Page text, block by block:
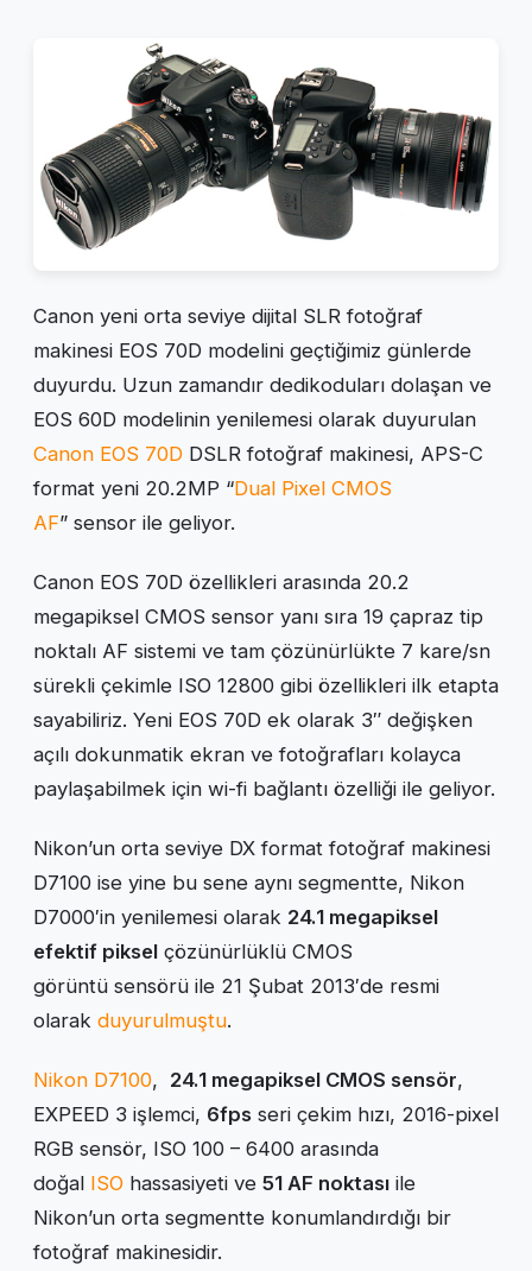
Canon yeni orta seviye dijital SLR fotoğraf
makinesi EOS 70D modelini geçtiğimiz günlerde
duyurdu. Uzun zamandır dedikoduları dolaşan ve
EOS 60D modelinin yenilemesi olarak duyurulan
Canon EOS 70D DSLR fotoğraf makinesi, APS-C
format yeni 20.2MP “Dual Pixel CMOS
AF” sensor ile geliyor.
Canon EOS 70D özellikleri arasında 20.2
megapiksel CMOS sensor yanı sıra 19 çapraz tip
noktalı AF sistemi ve tam çözünürlükte 7 kare/sn
sürekli çekimle ISO 12800 gibi özellikleri ilk etapta
sayabiliriz. Yeni EOS 70D ek olarak 3″ değişken
açılı dokunmatik ekran ve fotoğrafları kolayca
paylaşabilmek için wi-fi bağlantı özelliği ile geliyor.
Nikon’un orta seviye DX format fotoğraf makinesi
D7100 ise yine bu sene aynı segmentte, Nikon
D7000′in yenilemesi olarak 24.1 megapiksel
efektif piksel çözünürlüklü CMOS
görüntü sensörü ile 21 Şubat 2013′de resmi
olarak duyurulmuştu.
Nikon D7100, 24.1 megapiksel CMOS sensör,
EXPEED 3 işlemci, 6fps seri çekim hızı, 2016-pixel
RGB sensör, ISO 100 – 6400 arasında
doğal ISO hassasiyeti ve 51 AF noktası ile
Nikon’un orta segmentte konumlandırdığı bir
fotoğraf makinesidir.